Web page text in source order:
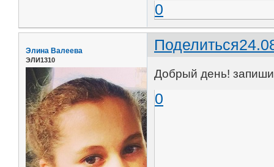
0
Поделиться
Элина Валеева
ЭЛИ1310
Добрый день!
0